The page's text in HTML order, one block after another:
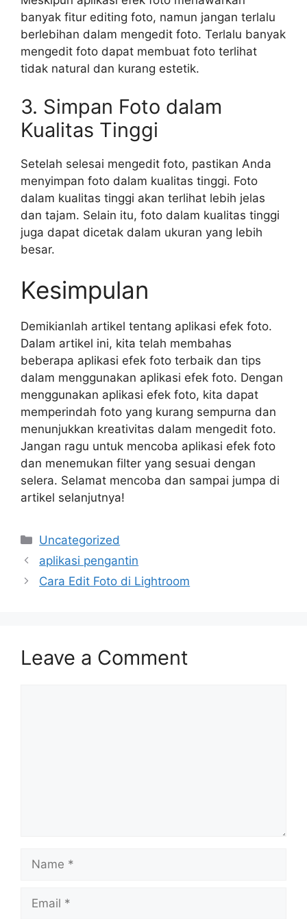
banyak fitur editing foto, namun jangan terlalu
berlebihan dalam mengedit foto. Terlalu banyak
mengedit foto dapat membuat foto terlihat
tidak natural dan kurang estetik.
3. Simpan Foto dalam
Kualitas Tinggi
Setelah selesai mengedit foto, pastikan Anda
menyimpan foto dalam kualitas tinggi. Foto
dalam kualitas tinggi akan terlihat lebih jelas
dan tajam. Selain itu, foto dalam kualitas tinggi
juga dapat dicetak dalam ukuran yang lebih
besar.
Kesimpulan
Demikianlah artikel tentang aplikasi efek foto.
Dalam artikel ini, kita telah membahas
beberapa aplikasi efek foto terbaik dan tips
dalam menggunakan aplikasi efek foto. Dengan
menggunakan aplikasi efek foto, kita dapat
memperindah foto yang kurang sempurna dan
menunjukkan kreativitas dalam mengedit foto.
Jangan ragu untuk mencoba aplikasi efek foto
dan menemukan filter yang sesuai dengan
selera. Selamat mencoba dan sampai jumpa di
artikel selanjutnya!
Categories
Uncategorized
aplikasi pengantin
Cara Edit Foto di Lightroom
Leave a Comment
Name
Email